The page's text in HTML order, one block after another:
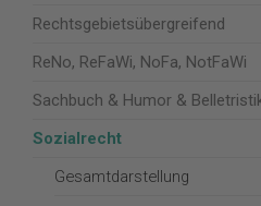
Rechtsgebietsübergreifend
ReNo, ReFaWi, NoFa, NotFaWi
Sachbuch & Humor &
Sozialrecht
Gesamtdarstellung